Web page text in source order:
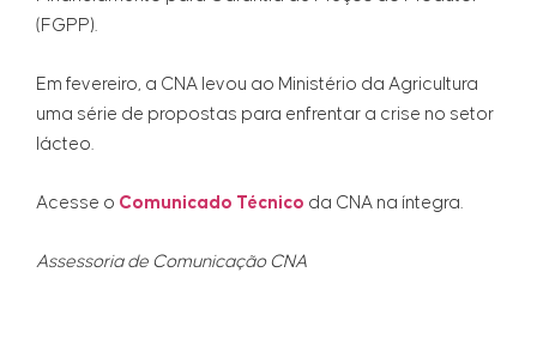
(FGPP).
Em fevereiro, a CNA levou ao Ministério da Agricultura
uma série de propostas para enfrentar a crise no setor
lácteo.
Acesse o Comunicado Técnico da CNA na íntegra.
Assessoria de Comunicação CNA